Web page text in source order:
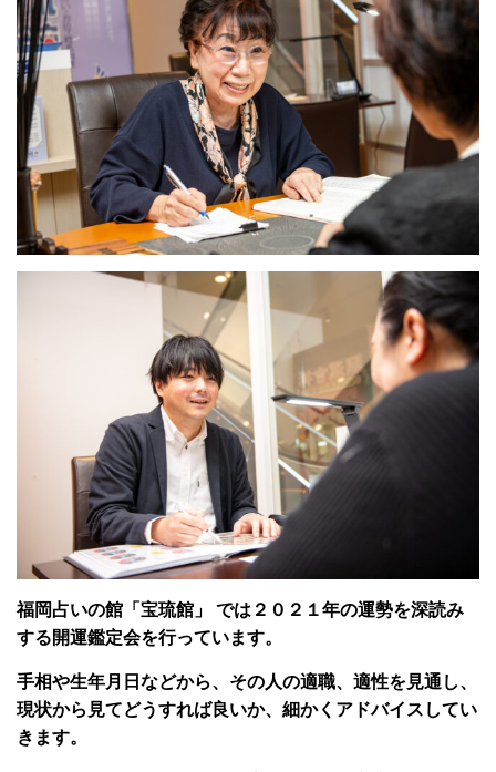
福岡占いの館「宝琉館」 では２０２１年の運勢を深読み
する開運鑑定会を行っています。
手相や生年月日などから、その人の適職、適性を見通し、
現状から見てどうすれば良いか、細かくアドバイスしてい
きます。